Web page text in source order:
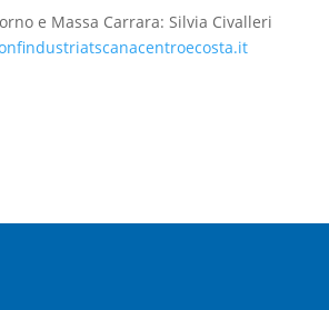
e Massa Carrara: Silvia Civalleri